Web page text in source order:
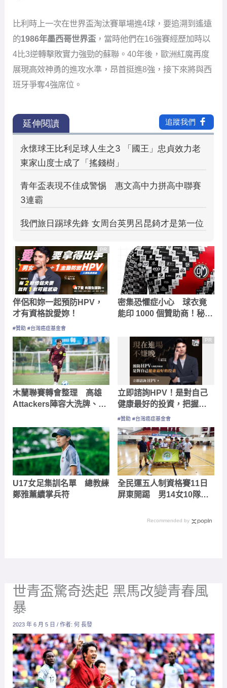
比利時上一次在世界盃淘汰賽單場進4球，要追溯到遙遠
的1986年墨西哥世界盃 ，當時他們在16強賽經歷加時以
4比3逆轉擊敗實力強勁的蘇聯。40年後，歐洲紅魔再度
展現高效神勇的進攻水準，昂首挺進8強，接下來將與西
班牙爭奪4強席位。
PR
伴侶和妳一起預防HPV，
才有資格說愛妳！
#贊助 #台灣癌症基金會
密集恐懼症小心 球衣竟
能印 1000 個贊助商！秘魯
集資籌得 7.5 萬美元
木蘭聯賽轉會整理 高雄
Attackers陣容大洗牌、新
PR
立即諮詢HPV！是對自己
健康最好的投資，把握現
在不嫌晚！
#贊助 #台灣癌症基金會
U17女足集訓名單 總教練
鄭雅薰續掌兵符
全民運五人制資格賽11日
屏東開踢 男14女10隊爭6
Recommended by
世青盃驚奇迭起 黑馬改變青春風
暴
2023 年 6 月 5 日/ 作者:何 長發